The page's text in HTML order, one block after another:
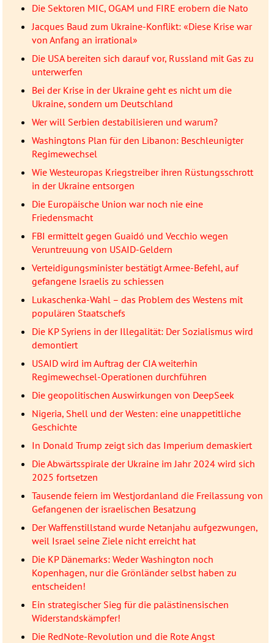
Die Sektoren MIC, OGAM und FIRE erobern die Nato
Jacques Baud zum Ukraine-Konflikt: «Diese Krise war
von Anfang an irrational»
Die USA bereiten sich darauf vor, Russland mit Gas zu
unterwerfen
Bei der Krise in der Ukraine geht es nicht um die
Ukraine, sondern um Deutschland
Wer will Serbien destabilisieren und warum?
Washingtons Plan für den Libanon: Beschleunigter
Regimewechsel
Wie Westeuropas Kriegstreiber ihren Rüstungsschrott
in der Ukraine entsorgen
Die Europäische Union war noch nie eine
Friedensmacht
FBI ermittelt gegen Guaidó und Vecchio wegen
Veruntreuung von USAID-Geldern
Verteidigungsminister bestätigt Armee-Befehl, auf
gefangene Israelis zu schiessen
Lukaschenka-Wahl – das Problem des Westens mit
populären Staatschefs
Die KP Syriens in der Illegalität: Der Sozialismus wird
demontiert
USAID wird im Auftrag der CIA weiterhin
Regimewechsel-Operationen durchführen
Die geopolitischen Auswirkungen von DeepSeek
Nigeria, Shell und der Westen: eine unappetitliche
Geschichte
In Donald Trump zeigt sich das Imperium demaskiert
Die Abwärtsspirale der Ukraine im Jahr 2024 wird sich
2025 fortsetzen
Tausende feiern im Westjordanland die Freilassung von
Gefangenen der israelischen Besatzung
Der Waffenstillstand wurde Netanjahu aufgezwungen,
weil Israel seine Ziele nicht erreicht hat
Die KP Dänemarks: Weder Washington noch
Kopenhagen, nur die Grönländer selbst haben zu
entscheiden!
Ein strategischer Sieg für die palästinensischen
Widerstandskämpfer!
Die RedNote-Revolution und die Rote Angst